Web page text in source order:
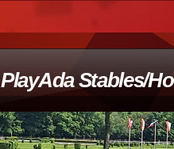
PlayAda Stables/